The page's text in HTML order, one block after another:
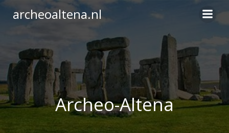
inhoud
archeoaltena.nl
Archeo-Altena